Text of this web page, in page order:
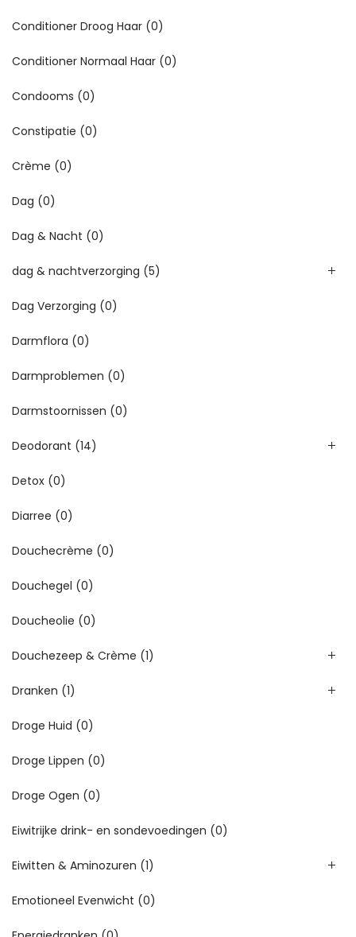
Conditioner Droog Haar (0)
Conditioner Normaal Haar (0)
Condooms (0)
Constipatie (0)
Crème (0)
Dag (0)
Dag & Nacht (0)
dag & nachtverzorging (5)
Dag Verzorging (0)
Darmflora (0)
Darmproblemen (0)
Darmstoornissen (0)
Deodorant (14)
Detox (0)
Diarree (0)
Douchecrème (0)
Douchegel (0)
Doucheolie (0)
Douchezeep & Crème (1)
Dranken (1)
Droge Huid (0)
Droge Lippen (0)
Droge Ogen (0)
Eiwitrijke drink- en sondevoedingen (0)
Eiwitten & Aminozuren (1)
Emotioneel Evenwicht (0)